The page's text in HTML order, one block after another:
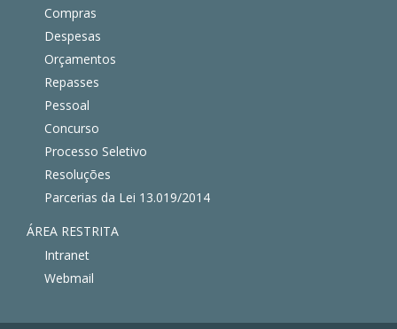
Compras
Despesas
Orçamentos
Repasses
Pessoal
Concurso
Processo Seletivo
Resoluções
Parcerias da Lei 13.019/2014
ÁREA RESTRITA
Intranet
Webmail